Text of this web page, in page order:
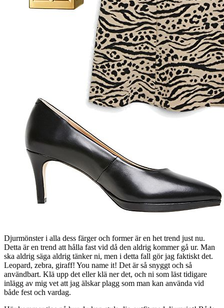
Djurmönster i alla dess färger och former är en het trend just nu.
Detta är en trend att hålla fast vid då den aldrig kommer gå ur. Man
ska aldrig säga aldrig tänker ni, men i detta fall gör jag faktiskt det.
Leopard, zebra, giraff! You name it! Det är så snyggt och så
användbart. Klä upp det eller klä ner det, och ni som läst tidigare
inlägg av mig vet att jag älskar plagg som man kan använda vid
både fest och vardag.